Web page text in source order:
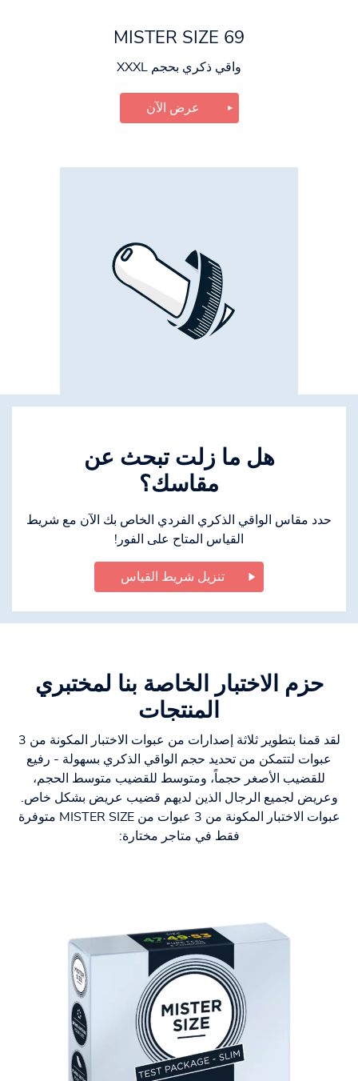
MISTER SIZE 69
واقي ذكري بحجم XXXL
عرض الآن
هل ما زلت تبحث عن
مقاسك؟
حدد مقاس الواقي الذكري الفردي الخاص بك الآن مع شريط
القياس المتاح على الفور!
تنزيل شريط القياس
حزم الاختبار الخاصة بنا لمختبري
المنتجات
لقد قمنا بتطوير ثلاثة إصدارات من عبوات الاختبار المكونة من 3
عبوات لتتمكن من تحديد حجم الواقي الذكري بسهولة - رفيع
للقضيب الأصغر حجماً، ومتوسط للقضيب متوسط الحجم،
وعريض لجميع الرجال الذين لديهم قضيب عريض بشكل خاص.
عبوات الاختبار المكونة من 3 عبوات من MISTER SIZE متوفرة
فقط في متاجر مختارة: